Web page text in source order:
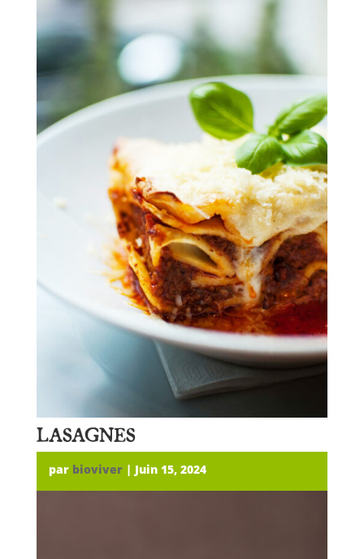
LASAGNES
par bioviver| Juin 15, 2024